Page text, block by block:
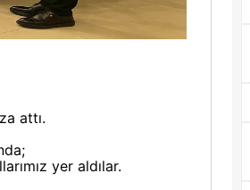
attı.
yer aldılar.